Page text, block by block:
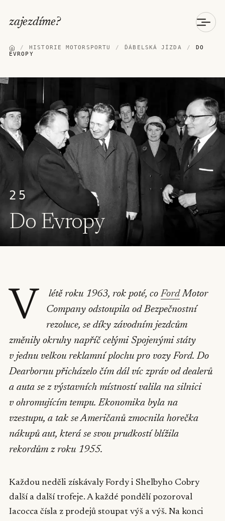
zajezdíme?
/ HISTORIE MOTORSPORTU / ĎÁBELSKÁ JÍZDA /
DO
EVROPY
25
Do Evropy
V létě roku 1963, rok poté, coFordMotor
Company odstoupila od Bezpečnostní
rezoluce, se díky závodním jezdcům
změnily okruhy napříč celými Spojenými státy
v jednu velkou reklamní plochu pro vozy Ford. Do
Dearbornu přicházelo čím dál víc zpráv od dealerů
a auta se z výstavních místností valila na silnici
v ohromujícím tempu. Ekonomika byla na
vzestupu, a tak se Američanů zmocnila horečka
nákupů aut, která se svou prudkostí blížila
rekordům z roku 1955.
Každou neděli získávaly Fordy i Shelbyho Cobry
další a další trofeje. A každé pondělí pozoroval
Iacocca čísla z prodejů stoupat výš a výš. Na konci